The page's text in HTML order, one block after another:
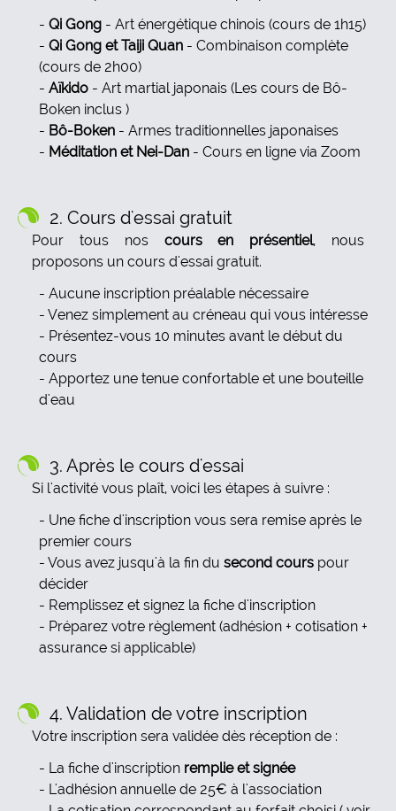
Qi Gong - Art énergétique chinois (cours de 1h15)
Qi Gong et Taiji Quan - Combinaison complète
(cours de 2h00)
Aïkido - Art martial japonais (Les cours de Bô-
Boken inclus )
Bô-Boken - Armes traditionnelles japonaises
Méditation et Nei-Dan - Cours en ligne via Zoom
2. Cours d'essai gratuit
Pour tous nos cours en présentiel, nous
proposons un cours d'essai gratuit.
Aucune inscription préalable nécessaire
Venez simplement au créneau qui vous intéresse
Présentez-vous 10 minutes avant le début du
cours
Apportez une tenue confortable et une bouteille
d'eau
3. Après le cours d'essai
Si l'activité vous plaît, voici les étapes à suivre :
Une fiche d'inscription vous sera remise après le
premier cours
Vous avez jusqu'à la fin du second cours pour
décider
Remplissez et signez la fiche d'inscription
Préparez votre règlement (adhésion + cotisation +
assurance si applicable)
4. Validation de votre inscription
Votre inscription sera validée dès réception de :
La fiche d'inscription remplie et signée
L'adhésion annuelle de 25€ à l'association